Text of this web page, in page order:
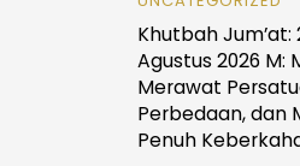
Khutbah Jum’at:
Agustus 2026 M:
Merawat
Perbedaan, dan
Penuh